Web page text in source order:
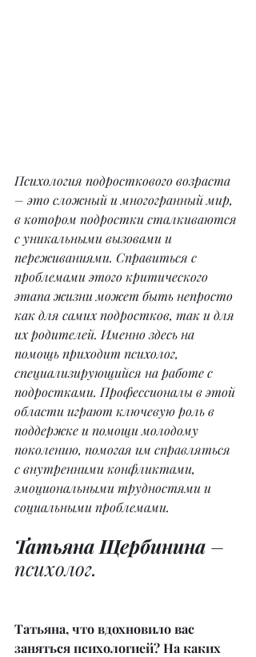
Психология подросткового возраста
– это сложный и многогранный мир,
в котором подростки сталкиваются
с уникальными вызовами и
переживаниями. Справиться с
проблемами этого критического
этапа жизни может быть непросто
как для самих подростков, так и для
их родителей. Именно здесь на
помощь приходит психолог,
специализирующийся на работе с
подростками. Профессионалы в этой
области играют ключевую роль в
поддержке и помощи молодому
поколению, помогая им справляться
с внутренними конфликтами,
эмоциональными трудностями и
социальными проблемами.
Татьяна Щербинина –
психолог.
Татьяна, что вдохновило вас
заняться психологией? На каких